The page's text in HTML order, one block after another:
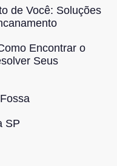
de Você: Soluções
Encontrar o
Seus
SP